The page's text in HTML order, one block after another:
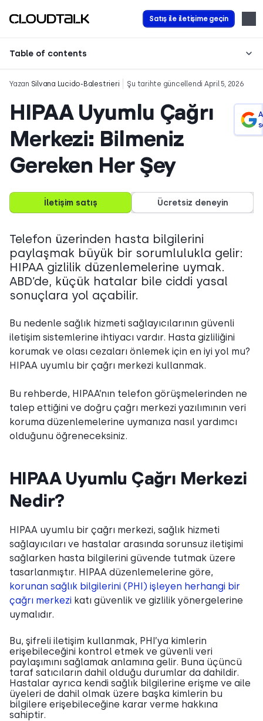
Satış ile iletişime geçin
Table of contents
Yazan Silvana Lucido-Balestrieri Şu tarihte güncellendi April 5, 2026
HIPAA Uyumlu Çağrı
Merkezi: Bilmeniz
Gereken Her Şey
İletişim satış Ücretsiz deneyin
Telefon üzerinden hasta bilgilerini
paylaşmak büyük bir sorumlulukla gelir:
HIPAA gizlilik düzenlemelerine uymak.
ABD’de, küçük hatalar bile ciddi yasal
sonuçlara yol açabilir.
Bu nedenle sağlık hizmeti sağlayıcılarının güvenli
iletişim sistemlerine ihtiyacı vardır. Hasta gizliliğini
korumak ve olası cezaları önlemek için en iyi yol mu?
HIPAA uyumlu bir çağrı merkezi kullanmak.
Bu rehberde, HIPAA’nın telefon görüşmelerinden ne
talep ettiğini ve doğru çağrı merkezi yazılımının veri
koruma düzenlemelerine uymanıza nasıl yardımcı
olduğunu öğreneceksiniz.
HIPAA Uyumlu Çağrı Merkezi
Nedir?
HIPAA uyumlu bir çağrı merkezi, sağlık hizmeti
sağlayıcıları ve hastalar arasında sorunsuz iletişimi
sağlarken hasta bilgilerini güvende tutmak üzere
tasarlanmıştır. HIPAA düzenlemelerine göre,
korunan sağlık bilgilerini (PHI) işleyen herhangi bir
çağrı merkezi katı güvenlik ve gizlilik yönergelerine
uymalıdır.
Bu, şifreli iletişim kullanmak, PHI’ya kimlerin
erişebileceğini kontrol etmek ve güvenli veri
paylaşımını sağlamak anlamına gelir. Buna üçüncü
taraf satıcıların dahil olduğu durumlar da dahildir.
Hastalar ayrıca kendi sağlık bilgilerine erişme ve aile
üyeleri de dahil olmak üzere başka kimlerin bu
bilgilere erişebileceğine karar verme hakkına
sahiptir.